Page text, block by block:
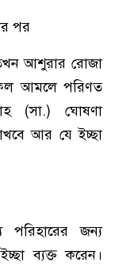
পর
আশুরার রোজা
আমলে পরিণত
(সা.) ঘোষণা
আর যে ইচ্ছা
পরিহারের জন্য
ব্যক্ত করেন।